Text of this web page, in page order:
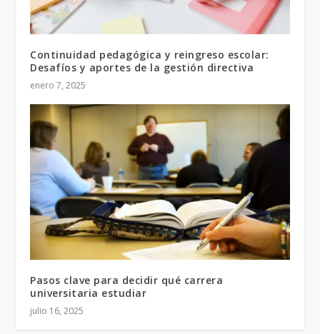
Continuidad pedagógica y reingreso escolar:
Desafíos y aportes de la gestión directiva
enero 7, 2025
Pasos clave para decidir qué carrera
universitaria estudiar
julio 16, 2025